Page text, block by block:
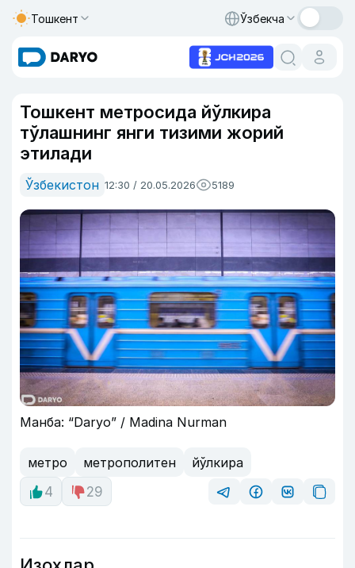
Тошкент Ўзбекча
Тошкент метросида йўлкира
тўлашнинг янги тизими жорий
этилади
Ўзбекистон 12:30 / 20.05.2026 5189
Манба: “Daryo” / Madina Nurman
метро метрополитен
йўлкира
4
29